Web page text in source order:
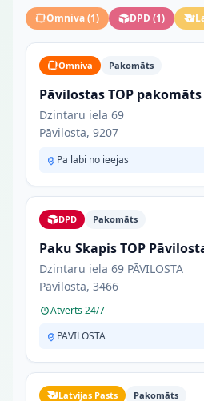
Omniva(1) DPD(1)
Omniva Pakomāts
Pāvilostas TOP pakomāts
Dzintaru iela 69
Pāvilosta, 9207
Pa labi no ieejas
DPD Pakomāts
Paku Skapis TOP
Dzintaru iela 69 PĀVILOSTA
Pāvilosta, 3466
Atvērts 24/7
PĀVILOSTA
Latvijas Pasts Pakomāts